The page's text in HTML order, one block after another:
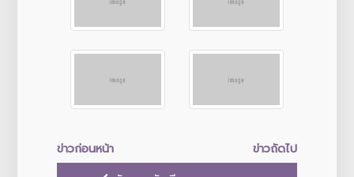
ข่าวก่อนหน้า
ข่าวถัดไป